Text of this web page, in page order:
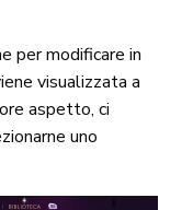
per modificare in
visualizzata a
aspetto, ci
uno